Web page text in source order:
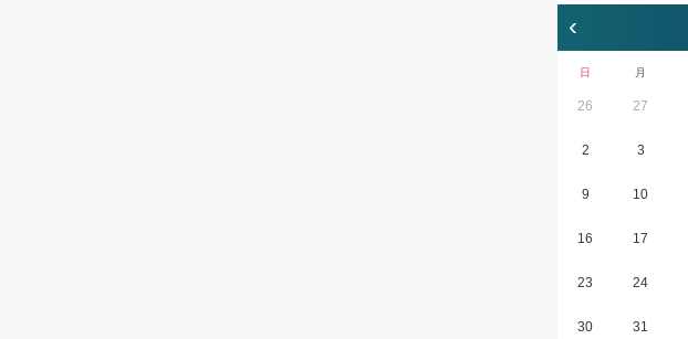
‹
日 月
26 27
2 3
9 10
16 17
23 24
30 31